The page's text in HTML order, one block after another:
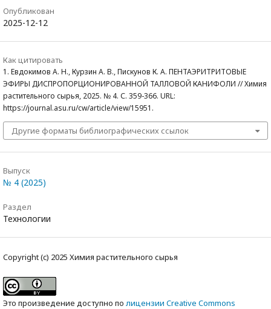
Опубликован
2025-12-12
Как цитировать
1. Евдокимов А. Н., Курзин А. В., Пискунов К. А. ПЕНТАЭРИТРИТОВЫЕ
ЭФИРЫ ДИСПРОПОРЦИОНИРОВАННОЙ ТАЛЛОВОЙ КАНИФОЛИ // Химия
растительного сырья, 2025. № 4. С. 359-366. URL:
https://journal.asu.ru/cw/article/view/15951.
Другие форматы библиографических ссылок
Выпуск
№ 4 (2025)
Раздел
Технологии
Copyright (c) 2025 Химия растительного сырья
Это произведение доступно по лицензии Creative Commons